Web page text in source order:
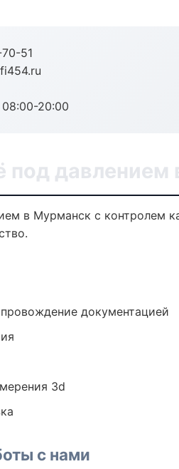
51
20:00
под
в Мурманск с контролем
документацией
3d
с нами